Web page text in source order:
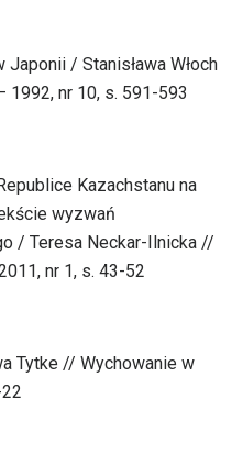
/ Stanisława Włoch
nr 10, s. 591-593
Kazachstanu na
wyzwań
/ Teresa Neckar-Ilnicka //
nr 1, s. 43-52
Tytke // Wychowanie w